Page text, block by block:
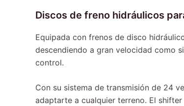
Discos de freno hidráulicos
Equipada con frenos de disco
descendiendo a gran velocidad como
control.
Con su sistema de transmisión de 24
adaptarte a cualquier terreno. El